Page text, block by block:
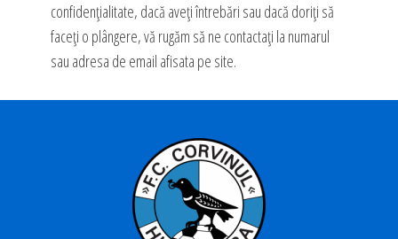
confidențialitate, dacă aveți întrebări sau dacă doriți să
faceți o plângere, vă rugăm să ne contactați la numarul
sau adresa de email afisata pe site.